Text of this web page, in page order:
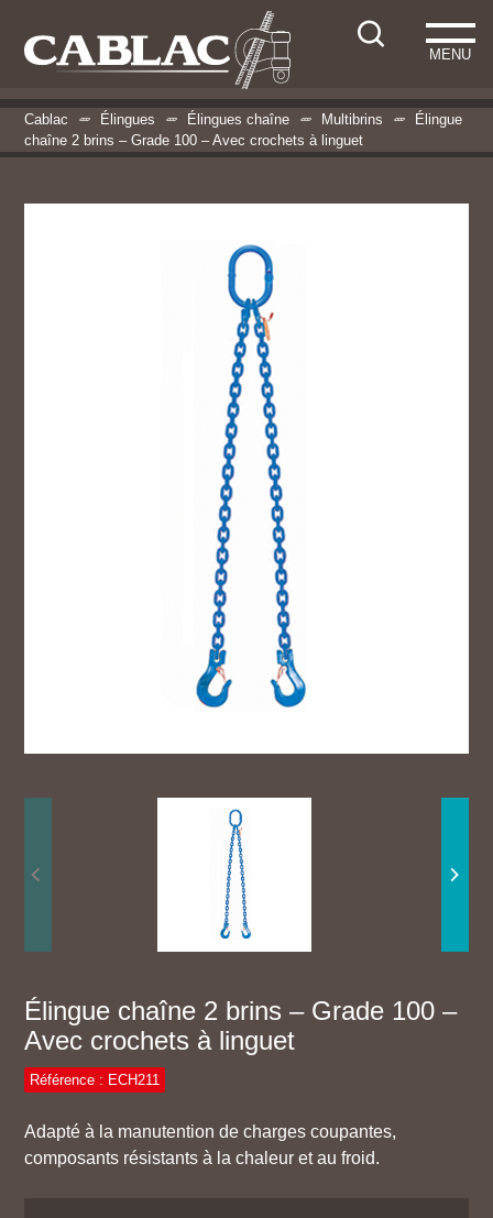
MENU
Cablac Élingues Élingues chaîne Multibrins
Élingue
chaîne 2 brins – Grade 100 – Avec crochets à linguet
Élingue chaîne 2 brins – Grade 100 –
Avec crochets à linguet
Référence : ECH211
Adapté à la manutention de charges coupantes,
composants résistants à la chaleur et au froid.